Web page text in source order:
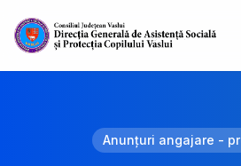
Anunțuri angajare -